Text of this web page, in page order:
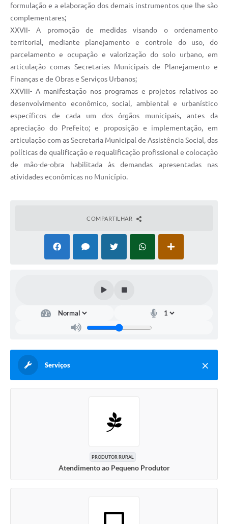
formulação e a elaboração dos demais instrumentos que lhe são
complementares;
XXVII- A promoção de medidas visando o ordenamento
territorial, mediante planejamento e controle do uso, do
parcelamento e ocupação e valorização do solo urbano, em
articulação comas Secretarias Municipais de Planejamento e
Finanças e de Obras e Serviços Urbanos;
XXVIII- A manifestação nos programas e projetos relativos ao
desenvolvimento econômico, social, ambiental e urbanístico
específicos de cada um dos órgãos municipais, antes da
apreciação do Prefeito; e proposição e implementação, em
articulação com as Secretaria Municipal de Assistência Social, das
políticas de qualificação e requalificação profissional e colocação
de mão-de-obra habilitada às demandas apresentadas nas
atividades econômicas no Município.
COMPARTILHAR
Serviços
PRODUTOR RURAL
Atendimento ao Pequeno Produtor